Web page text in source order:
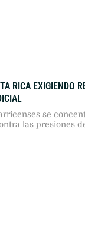
RICA EXIGIENDO
se
las presiones
políticos y